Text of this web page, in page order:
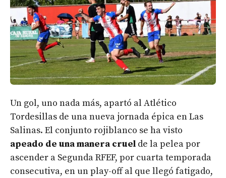
Un gol, uno nada más, apartó al Atlético
Tordesillas de una nueva jornada épica en Las
Salinas. El conjunto rojiblanco se ha visto
apeado de una manera cruel de la pelea por
ascender a Segunda RFEF, por cuarta temporada
consecutiva, en un play-off al que llegó fatigado,